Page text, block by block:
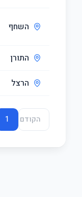
השחף
התורן
הרצל
הקודם 1